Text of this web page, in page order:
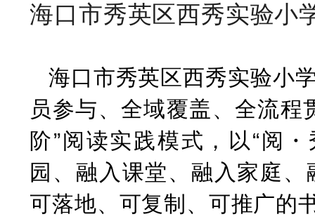
海口市秀英区西秀实验小
海口市秀英区西秀实验小
员参与、全域覆盖、全流
阶”阅读实践模式，以“阅
园、融入课堂、融入家庭
可落地、可复制、可推广的